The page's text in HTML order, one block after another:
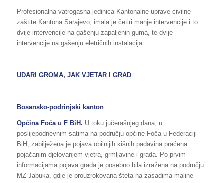
Profesionalna vatrogasna jedinica Kantonalne uprave civilne
zaštite Kantona Sarajevo, imala je četiri manje intervencije i to:
dvije intervencije na gašenju zapaljenih guma, te dvije
intervencije na gašenju eletričnih instalacija.
UDARI GROMA, JAK VJETAR I GRAD
Bosansko-podrinjski kanton
Općina Foča u F BiH. U toku jučerašnjeg dana, u
poslijepodnevnim satima na području općine Foča u Federaciji
BiH, zabilježena je pojava obilnijih kišnih padavina praćena
pojačanim djelovanjem vjetra, grmljavine i grada. Po prvim
informacijama pojava grada je posebno bila izražena na području
MZ Jabuka, gdje je prouzrokovana šteta na zasadima maline